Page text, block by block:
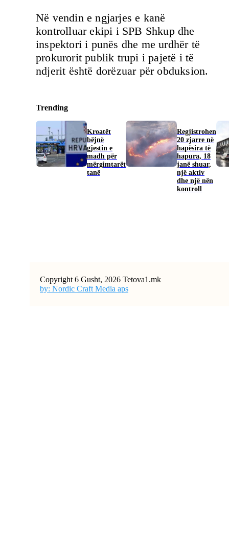
Në vendin e ngjarjes e kanë
kontrolluar ekipi i SPB Shkup dhe
inspektori i punës dhe me urdhër të
prokurorit publik trupi i pajetë i të
ndjerit është dorëzuar për obduksion.
Trending
Kroatët
bëjnë
gjestin e
madh për
mërgimtarët
tanë
Regjistrohen
20 zjarre në
hapësira të
hapura, 18
janë shuar,
një aktiv
dhe një nën
kontroll
Copyright 6 Gusht, 2026 Tetova1.mk
by: Nordic Craft Media aps